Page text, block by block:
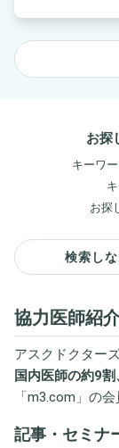
お探
キーワ
お探
検索し
協力医師紹
アスクドクター
国内医師の約9
「m3.com 」の会
記事・セミナ